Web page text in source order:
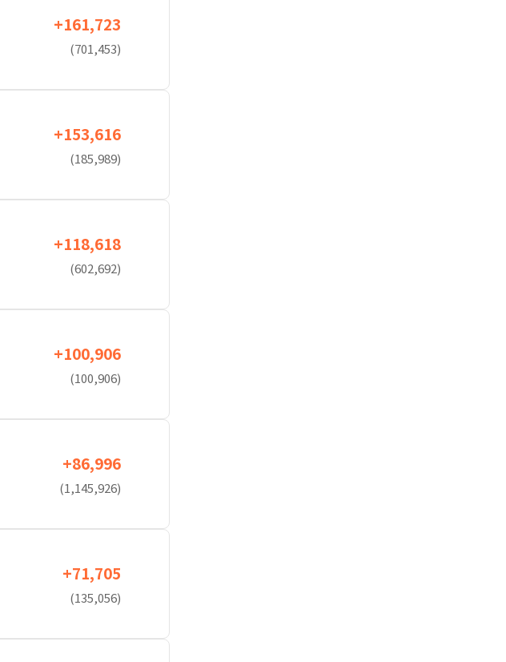
+161,723
(701,453)
+153,616
(185,989)
+118,618
(602,692)
+100,906
(100,906)
+86,996
(1,145,926)
+71,705
(135,056)